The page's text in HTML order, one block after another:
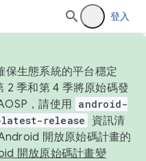
登入
保生態系統的平台穩定
2 季和第 4 季將原始碼發
，請使用 android-
release
資訊清
開放原始碼計畫的
開放原始碼計畫變